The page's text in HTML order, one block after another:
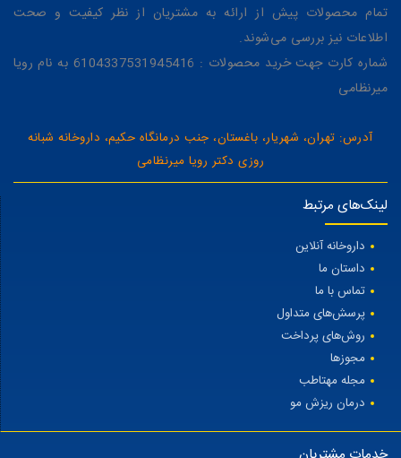
تمام محصولات پیش از ارائه به مشتریان از نظر کیفیت و صحت
اطلاعات نیز بررسی می‌شوند.
شماره کارت جهت خرید محصولات : 6104337531945416 به نام رویا
میرنظامی
آدرس: تهران، شهریار، باغستان، جنب درمانگاه حکیم، داروخانه شبانه
روزی دکتر رویا میرنظامی
لینک‌های مرتبط
داروخانه آنلاین
داستان ما
تماس با ما
پرسش‌های متداول
روش‌های پرداخت
مجوزها
مجله مهتاطب
درمان ریزش مو